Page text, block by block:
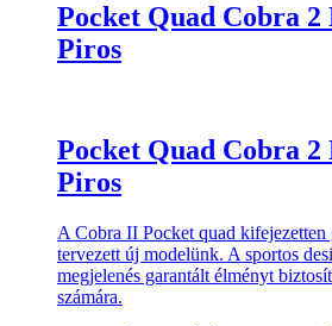
Pocket Quad Cobra 2
Piros
Pocket Quad Cobra 2
Piros
A Cobra II Pocket quad kifejezetten
tervezett új modelünk. A sportos
megjelenés garantált élményt
számára.